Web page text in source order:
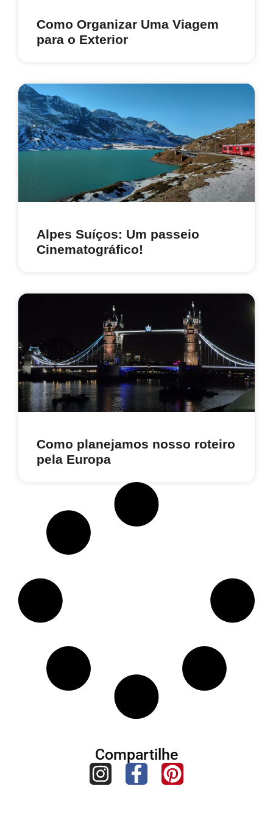
Como Organizar Uma Viagem
para o Exterior
Alpes Suíços: Um passeio
Cinematográfico!
Como planejamos nosso roteiro
pela Europa
Compartilhe